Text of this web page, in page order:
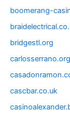
boomerang-
bridgestl.org
carlosserrano.org
cascbar.co.uk